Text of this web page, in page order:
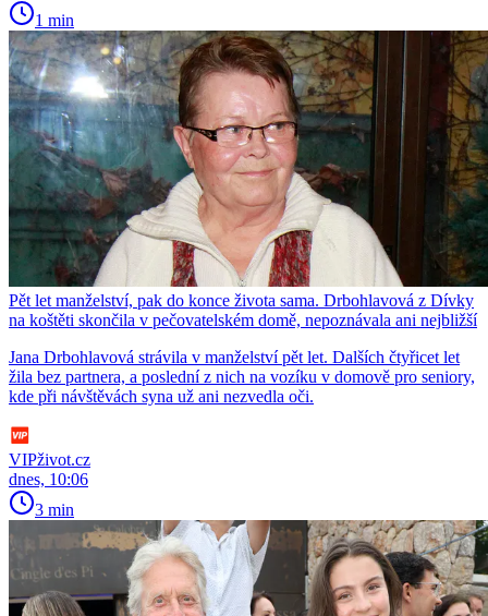
1 min
Pět let manželství, pak do konce života sama. Drbohlavová z Dívky
na koštěti skončila v pečovatelském domě, nepoznávala ani nejbližší
Jana Drbohlavová strávila v manželství pět let. Dalších čtyřicet let
žila bez partnera, a poslední z nich na vozíku v domově pro seniory,
kde při návštěvách syna už ani nezvedla oči.
VIPživot.cz
dnes, 10:06
3 min